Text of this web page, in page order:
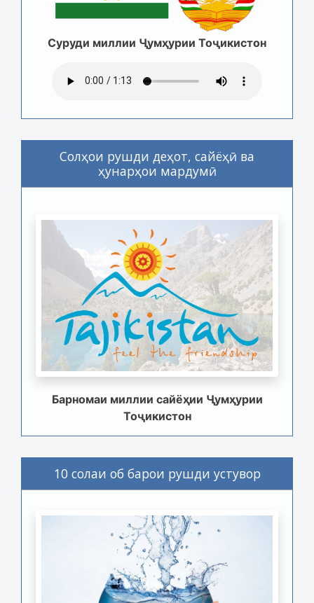
Суруди миллии Ҷумҳурии Тоҷикистон
Солҳои рушди деҳот, сайёҳӣ ва
ҳунарҳои мардумӣ
Барномаи миллии сайёҳии Ҷумҳурии
Тоҷикистон
10 солаи об барои рушди устувор